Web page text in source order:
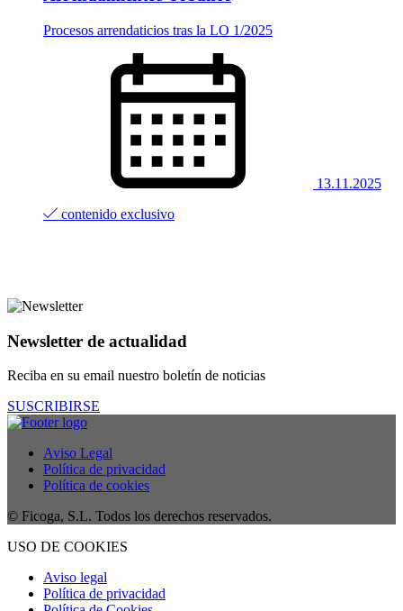
Procesos arrendaticios tras la LO 1/2025
13.11.2025
contenido exclusivo
Newsletter de actualidad
Reciba en su email nuestro boletín de noticias
SUSCRIBIRSE
Aviso Legal
Política de privacidad
Política de cookies
© Ficoga, S.L. Todos los derechos reservados.
USO DE COOKIES
Aviso legal
Política de privacidad